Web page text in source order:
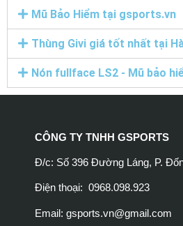
Mũ Bảo Hiểm tại gsports.vn
Thùng Givi giá tốt nhất tại
Nón fullface LS2 - Mũ bảo
CÔNG TY TNHH GSPORTS
Đ/c: Số 396 Đường Láng, P.
Điện thoại: 0968.098.923
Email: gsports.vn@gmail.com